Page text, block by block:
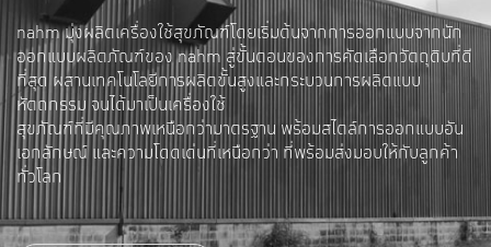
nahm มุ่งผลิตเครื่องใช้สุขภัณฑ์โดยเริ่มต้นจากการออกแบบจากนัก
ออกแบบผลิตภัณฑ์ของ nahm สู่ขั้นตอนของการคัดเลือกวัตถุดิบที่ดี
ที่สุด ผสานเทคโนโลยีการผลิตขั้นสูงและกระบวนการผลิตแบบ
หัตถกรรม จนได้มาเป็นเครื่องใช้
สุขภัณฑ์ที่มีคุณภาพเหนือกว่ามาตรฐาน พร้อมสไตล์การออกแบบอัน
เอกลักษณ์ และความโดดเด่นที่เหนือกว่า ที่พร้อมส่งมอบให้กับลูกค้า
ทั่วโลก